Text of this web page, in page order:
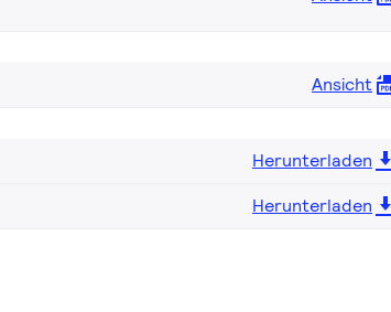
Ansicht
Herunterladen
Herunterladen